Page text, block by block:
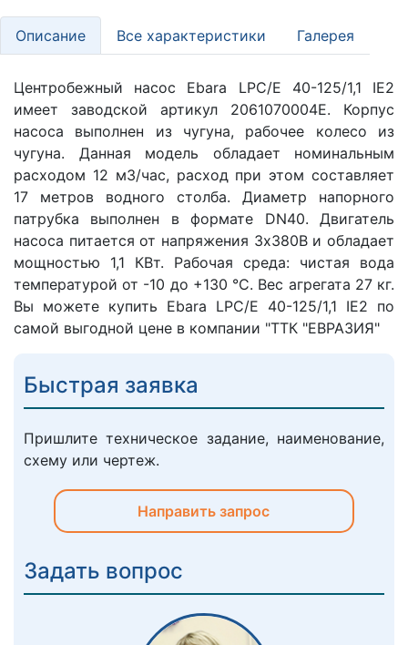
Описание Все характеристики Галерея
Центробежный насос Ebara LPC/E 40-125/1,1 IE2
имеет заводской артикул 2061070004E. Корпус
насоса выполнен из чугуна, рабочее колесо из
чугуна. Данная модель обладает номинальным
расходом 12 м3/час, расход при этом составляет
17 метров водного столба. Диаметр напорного
патрубка выполнен в формате DN40. Двигатель
насоса питается от напряжения 3х380В и обладает
мощностью 1,1 КВт. Рабочая среда: чистая вода
температурой от -10 до +130 °C. Вес агрегата 27 кг.
Вы можете купить Ebara LPC/E 40-125/1,1 IE2 по
самой выгодной цене в компании "ТТК "ЕВРАЗИЯ"
Быстрая заявка
Пришлите техническое задание, наименование,
схему или чертеж.
Направить запрос
Задать вопрос